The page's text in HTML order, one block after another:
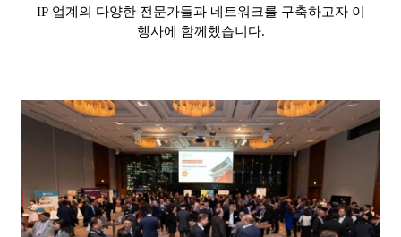
IP 업계의 다양한 전문가들과 네트워크를 구축하고자 이
행사에 함께했습니다.